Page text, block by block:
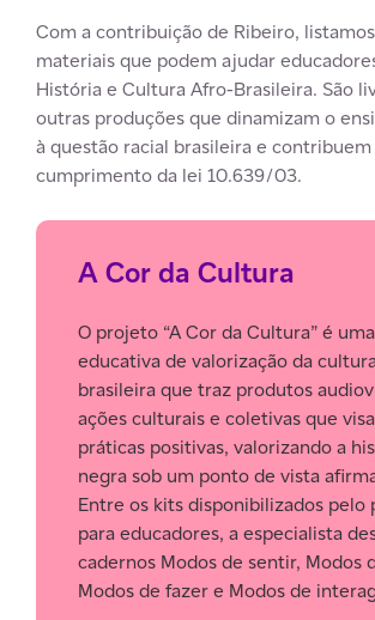
Com a contribuição de Ribeiro,
materiais que podem ajudar
História e Cultura Afro-Brasileira. São
outras produções que dinamizam o
à questão racial brasileira e contribuem
cumprimento da lei 10.639/03.
A Cor da Cultura
O projeto “A Cor da Cultura” é
educativa de valorização da
brasileira que traz produtos
ações culturais e coletivas que
práticas positivas, valorizando a
negra sob um ponto de vista
Entre os kits disponibilizados pelo
para educadores, a especialista
cadernos Modos de sentir, Modos
Modos de fazer e Modos de